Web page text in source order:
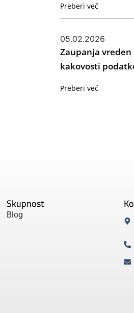
Preberi več
05.02.2026
Zaupanja
kakovosti
Preberi več
Skupnost
Blog